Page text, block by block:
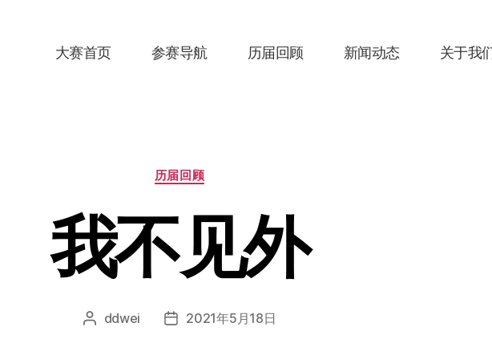
大赛首页 参赛导航 历届回顾 新闻动态 关于我
分
类
历届回顾
我不见外
文 ddwei
发 2021年5月18日